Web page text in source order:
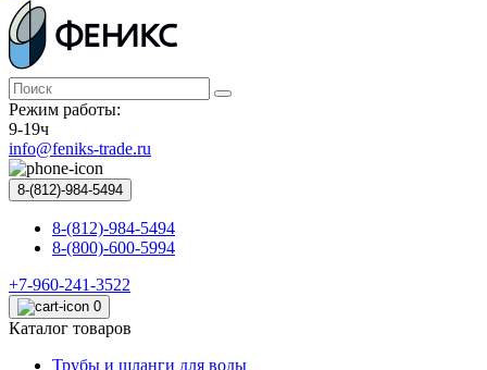
Режим работы:
9-19ч
info@feniks-trade.ru
8-(812)-984-5494
8-(812)-984-5494
8-(800)-600-5994
+7-960-241-3522
0
Каталог товаров
Трубы и шланги для воды